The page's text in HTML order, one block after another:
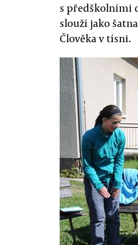
s předškolními
slouží jako
Člověka v tísni.